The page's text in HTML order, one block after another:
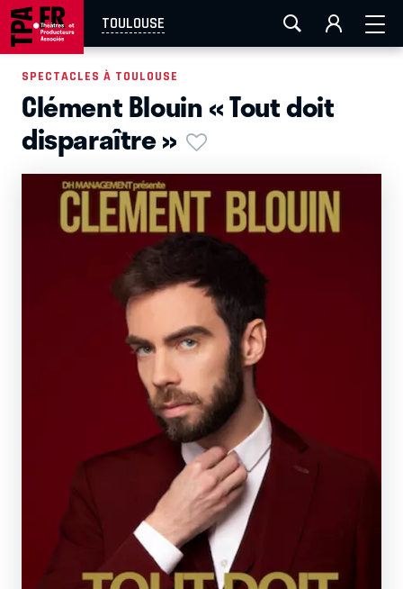
TOULOUSE
AIX-MARSEILLE AURAY LA ROCHELLE
EN TOURNÉE
SPECTACLES À TOULOUSE
Clément Blouin « Tout doit
disparaître »